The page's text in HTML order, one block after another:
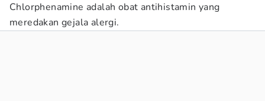
Chlorphenamine adalah obat antihistamin yang
meredakan gejala alergi.